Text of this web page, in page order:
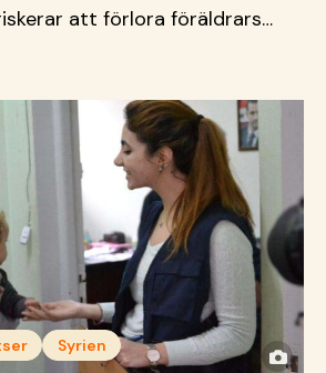
att förlora föräldrars
pågående politiska
Syrien